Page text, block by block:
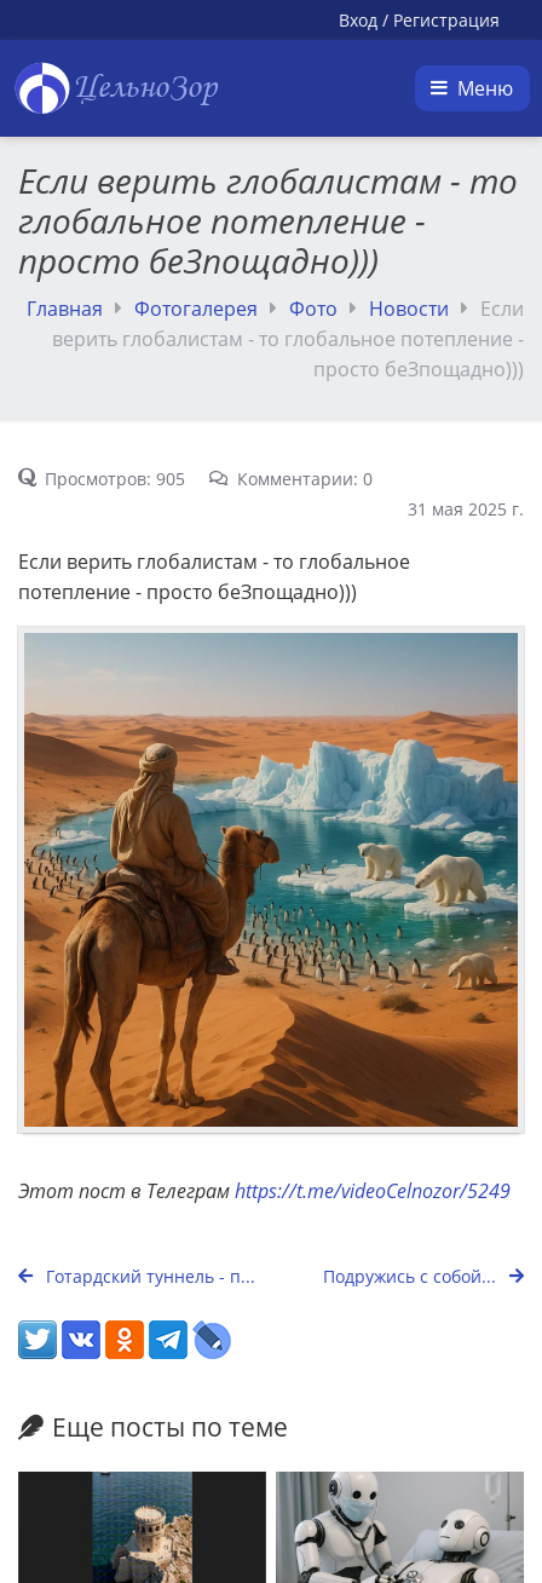
Вход / Регистрация
ЦельноЗор Меню
Если верить глобалистам - то
глобальное потепление -
просто беЗпощадно)))
Главная Фотогалерея Фото Новости
Если
верить глобалистам - то глобальное потепление -
просто беЗпощадно)))
Просмотров: 905
Комментарии: 0
31 мая 2025 г.
Если верить глобалистам - то глобальное
потепление - просто беЗпощадно)))
Этот пост в Телеграмhttps://t.me/videoCelnozor/5249
Готардский туннель - п... Подружись с собой...
Еще посты по теме